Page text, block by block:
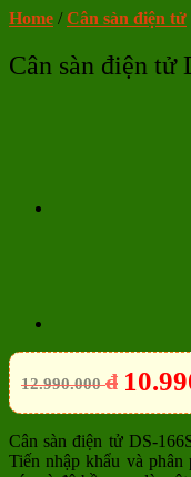
Home / Cân sàn điện tử
Cân sàn điện tử
12.990.000đ
Cân sàn điện tử DS-
Tiến nhập khẩu và phân